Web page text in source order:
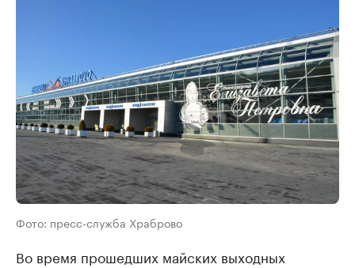
Фото: пресс-служба Храброво
Во время прошедших майских выходных